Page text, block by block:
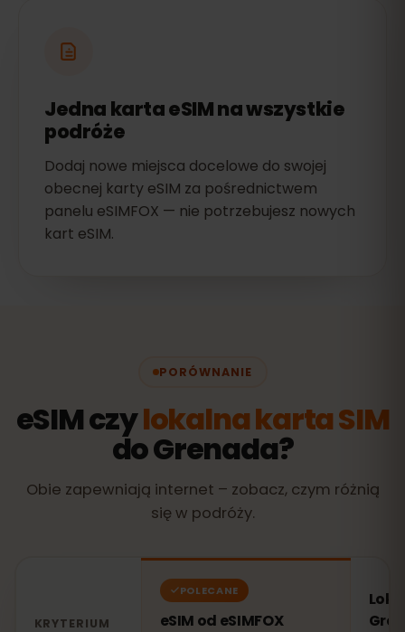
Jedna karta eSIM na wszystkie
podróże
Dodaj nowe miejsca docelowe do swojej
obecnej karty eSIM za pośrednictwem
panelu eSIMFOX — nie potrzebujesz nowych
kart eSIM.
PORÓWNANIE
eSIM czylokalna karta SIM
do Grenada?
Obie zapewniają internet – zobacz, czym różnią
się w podróży.
KRYTERIUM
POLECANE
eSIM od eSIMFOX